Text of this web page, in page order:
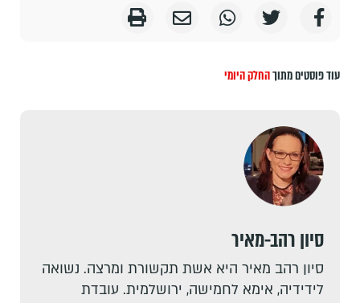
עוד פוסטים מתוךהחלק היומי
סיון רהב-מאיר
סיון רהב מאיר היא אשת תקשורת ומרצה. נשואה
לידידיה, אימא לחמישה, ירושלמית. עובדת